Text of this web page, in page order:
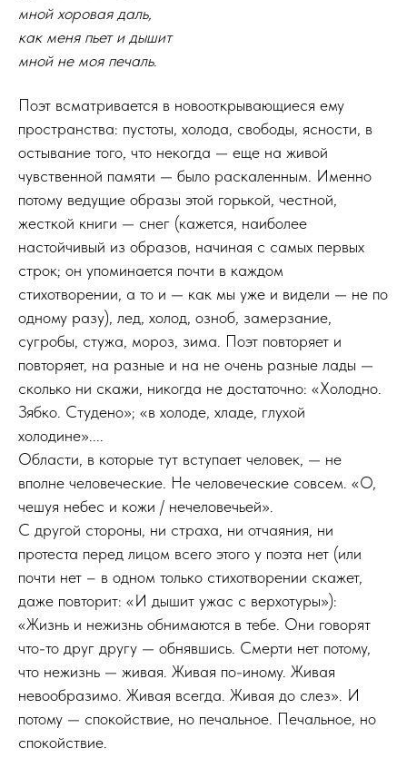
мной хоровая даль,
как меня пьет и дышит
мной не моя печаль.
Поэт всматривается в новооткрывающиеся ему
пространства: пустоты, холода, свободы, ясности, в
остывание того, что некогда — еще на живой
чувственной памяти — было раскаленным. Именно
потому ведущие образы этой горькой, честной,
жесткой книги — снег (кажется, наиболее
настойчивый из образов, начиная с самых первых
строк; он упоминается почти в каждом
стихотворении, а то и — как мы уже и видели — не по
одному разу), лед, холод, озноб, замерзание,
сугробы, стужа, мороз, зима. Поэт повторяет и
повторяет, на разные и на не очень разные лады —
сколько ни скажи, никогда не достаточно: «Холодно.
Зябко. Студено»; «в холоде, хладе, глухой
холодине»....
Области, в которые тут вступает человек, — не
вполне человеческие. Не человеческие совсем. «О,
чешуя небес и кожи / нечеловечьей».
С другой стороны, ни страха, ни отчаяния, ни
протеста перед лицом всего этого у поэта нет (или
почти нет – в одном только стихотворении скажет,
даже повторит: «И дышит ужас с верхотуры»):
«Жизнь и нежизнь обнимаются в тебе. Они говорят
что-то друг другу — обнявшись. Смерти нет потому,
что нежизнь — живая. Живая по-иному. Живая
невообразимо. Живая всегда. Живая до слез». И
потому — спокойствие, но печальное. Печальное, но
спокойствие.